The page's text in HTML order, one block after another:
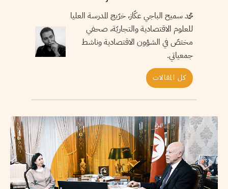
محمد سميح الباجي عكّاز، خرّيج المدرسة العليا
للعلوم الاقتصادية والتجاريّة، صحفي
مختصّ في الشؤون الاقتصادية وناشط
جمعياتي.
كل المقالات